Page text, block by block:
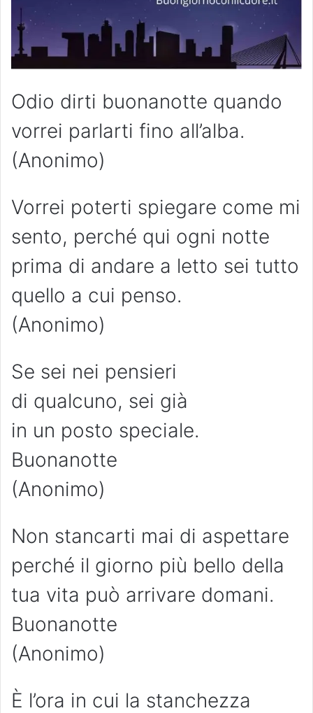
Odio dirti buonanotte quando
vorrei parlarti fino all’alba.
(Anonimo)
Vorrei poterti spiegare come mi
sento, perché qui ogni notte
prima di andare a letto sei tutto
quello a cui penso.
(Anonimo)
Se sei nei pensieri
di qualcuno, sei già
in un posto speciale.
Buonanotte
(Anonimo)
Non stancarti mai di aspettare
perché il giorno più bello della
tua vita può arrivare domani.
Buonanotte
(Anonimo)
È l’ora in cui la stanchezza